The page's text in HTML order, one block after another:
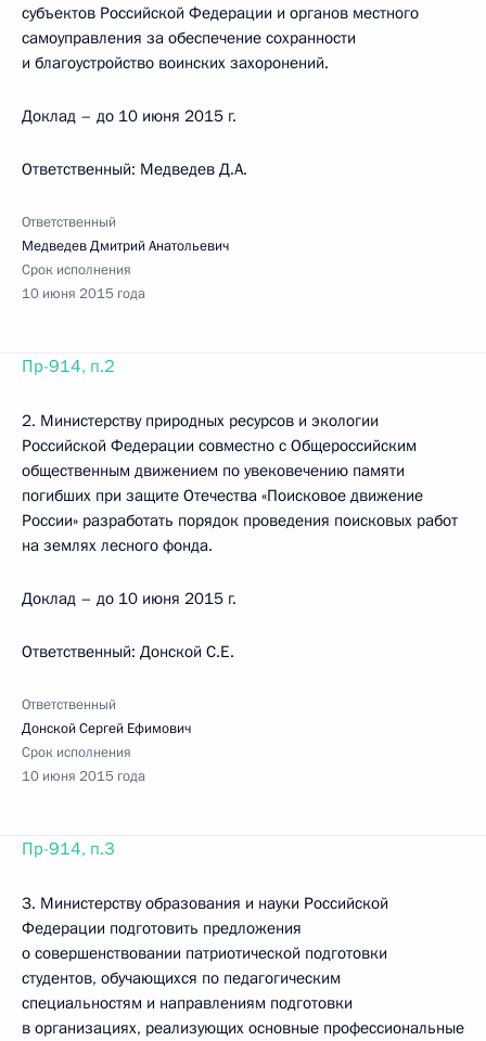
субъектов Российской Федерации и органов местного
самоуправления за обеспечение сохранности
и благоустройство воинских захоронений.
Доклад – до 10 июня 2015 г.
Ответственный: Медведев Д.А.
Ответственный
Медведев Дмитрий Анатольевич
Срок исполнения
10 июня 2015 года
Пр-914, п.2
2. Министерству природных ресурсов и экологии
Российской Федерации совместно с Общероссийским
общественным движением по увековечению памяти
погибших при защите Отечества «Поисковое движение
России» разработать порядок проведения поисковых работ
на землях лесного фонда.
Доклад – до 10 июня 2015 г.
Ответственный: Донской С.Е.
Ответственный
Донской Сергей Ефимович
Срок исполнения
10 июня 2015 года
Пр-914, п.3
3. Министерству образования и науки Российской
Федерации подготовить предложения
о совершенствовании патриотической подготовки
студентов, обучающихся по педагогическим
специальностям и направлениям подготовки
в организациях, реализующих основные профессиональные